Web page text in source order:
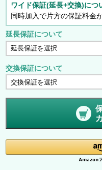
ワイド保証(延長+交換)につ
同時加入で片方の保証料金
延長保証について
交換保証について